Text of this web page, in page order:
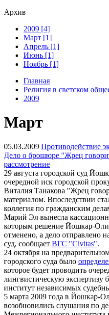
Архив
2009 [4]
Март [1]
Апрель [1]
Июнь [1]
Ноябрь [1]
Главная
Религия в светском
2009
Март
05.03.2009 Противодействие
Дело о брошюре "Жрец
рассмотрение
29 августа городской суд
очередной иск городской
Виталия Танакова "Жрец
материалом. Впоследствии
коллегия по гражданским
Марий Эл вынесла
которым решение Йошкар-
отменено, а дело отправлено
суд, сообщает ВГС "Civitas".
24 октября на
городского суда было
которое будет проводить
лингвистическую
институт независимых
5 марта 2009 года в Йошкар-
возобновились слушания по